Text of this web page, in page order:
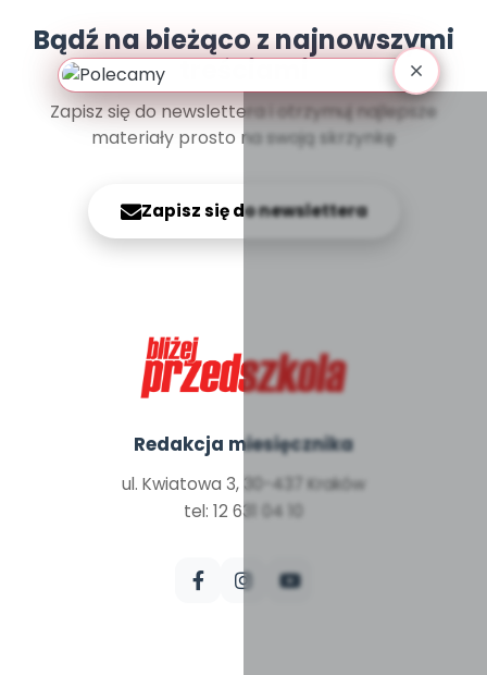
Bądź na bieżąco z najnowszymi
treściami
Zapisz się do newslettera i otrzymuj najlepsze
materiały prosto na swoją skrzynkę
Zapisz się do newslettera
Redakcja miesięcznika
ul. Kwiatowa 3, 30-437 Kraków
tel: 12 631 04 10